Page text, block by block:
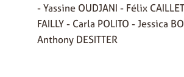
- Yassine OUDJANI - Félix
FAILLY - Carla POLITO - Jessica
Anthony DESITTER